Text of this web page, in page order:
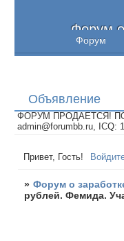
Форум о
Форум
Объявление
ФОРУМ ПРОДАЕТСЯ!
admin@forumbb.ru, ICQ:
Привет, Гость!
» Форум о
рублей. Фемида.